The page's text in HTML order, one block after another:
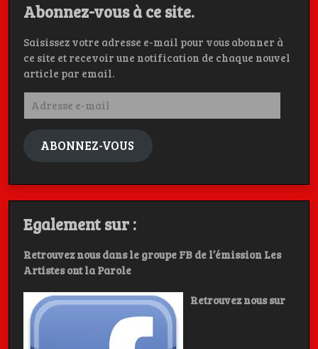
Abonnez-vous à ce site.
Saisissez votre adresse e-mail pour vous abonner à
ce site et recevoir une notification de chaque nouvel
article par email.
Adresse
mail
ABONNEZ-VOUS
Egalement sur :
Retrouvez nous dans le groupe FB de l’émission Les
Artistes ont la Parole
Retrouvez nous sur